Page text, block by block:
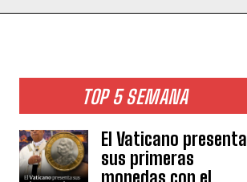
TOP 5 SEMANA
El Vaticano presenta
sus primeras
monedas con el